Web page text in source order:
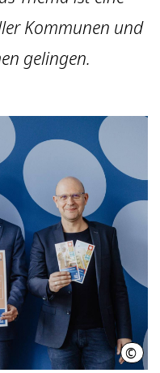
Kommunen und
gelingen.
© Ph.